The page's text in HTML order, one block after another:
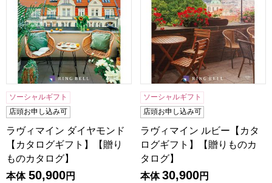
ソーシャルギフト
店頭お申し込み可
ラヴィマイン ダイヤモンド
【カタログギフト】【贈り
ものカタログ】
本体 50,900円
ソーシャルギフト
店頭お申し込み可
ラヴィマイン ルビー【カタ
ログギフト】【贈りものカ
タログ】
本体 30,900円